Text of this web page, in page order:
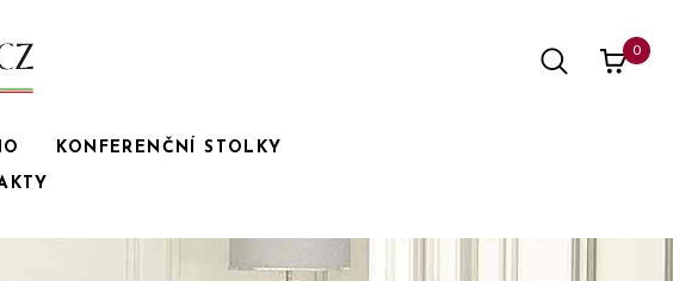
KONFERENČNÍ STOLKY
0